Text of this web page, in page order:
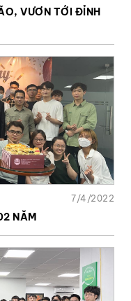
VƯƠN TỚI ĐỈNH
7/4/2022
NĂM